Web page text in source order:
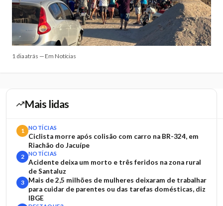
1 dia atrás — Em Notícias
Mais lidas
1 NOTÍCIAS
Ciclista morre após colisão com carro na BR-324, em
Riachão do Jacuípe
2 NOTÍCIAS
Acidente deixa um morto e três feridos na zona rural
de Santaluz
3
Mais de 2,5 milhões de mulheres deixaram de trabalhar
para cuidar de parentes ou das tarefas domésticas, diz
IBGE